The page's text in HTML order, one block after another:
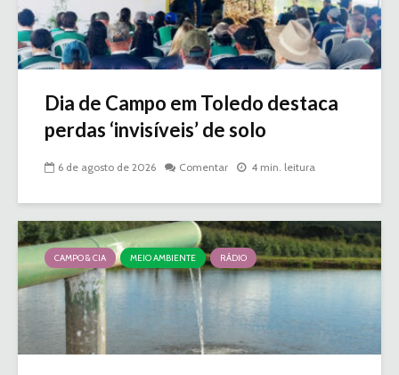
Dia de Campo em Toledo destaca
perdas ‘invisíveis’ de solo
6 de agosto de 2026 Comentar 4 min. leitura
CAMPO & CIA MEIO AMBIENTE RÁDIO